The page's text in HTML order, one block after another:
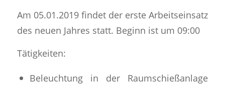
Am 05.01.2019 findet der erste Arbeitseinsatz
des neuen Jahres statt. Beginn ist um 09:00
Tätigkeiten:
Beleuchtung in der Raumschießanlage